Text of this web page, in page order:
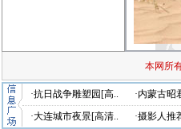
本网所
·抗日战争雕塑园[高.. ·内蒙古昭
·大连城市夜景[高清..
·摄影人推